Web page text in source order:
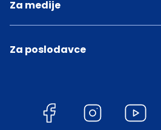
Za medije
Za poslodavce